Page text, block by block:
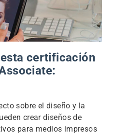
certificación
sobre el diseño y la
crear diseños de
para medios impresos